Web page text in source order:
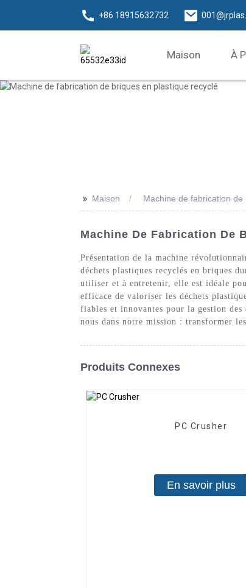
+86 18915632732
Maison À
>> Maison Machine de fabrication
Machine De Fabrication De
Présentation de la machine
déchets plastiques recyclés en briques
utiliser et à entretenir, elle est idéale
efficace de valoriser les déchets
fiables et innovantes pour la gestion
nous dans notre mission : transformer
Produits Connexes
PC Crusher
En savoir plus